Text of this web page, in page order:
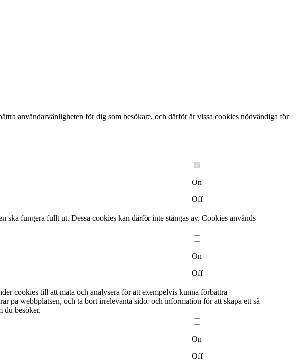
användarvänligheten för dig som besökare, och därför är vissa cookies nödvändiga för
On
Off
ska fungera fullt ut. Dessa cookies kan därför inte stängas av. Cookies används
On
Off
cookies till att mäta och analysera för att exempelvis kunna förbättra
på webbplatsen, och ta bort irrelevanta sidor och information för att skapa ett så
du besöker.
On
Off